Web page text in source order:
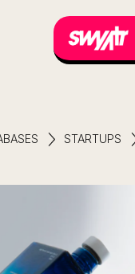
STARTUPS